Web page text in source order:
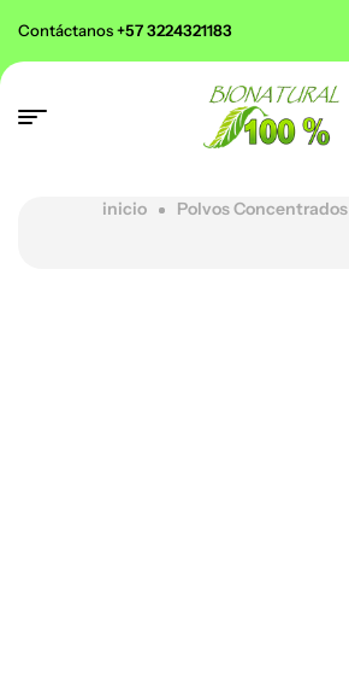
Contáctanos+57 3224321183
inicio Polvos Concentrados